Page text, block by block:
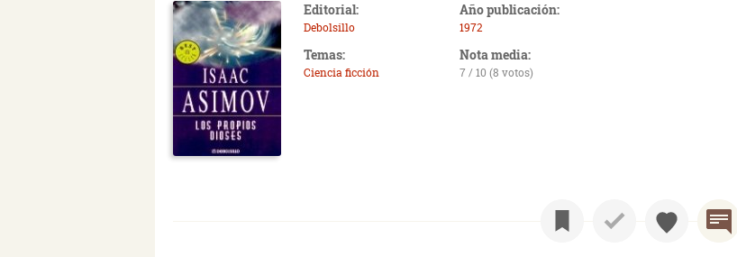
Editorial:
Debolsillo
Año publicación:
1972
Temas:
Ciencia ficción
Nota media:
7 / 10 (8 votos)